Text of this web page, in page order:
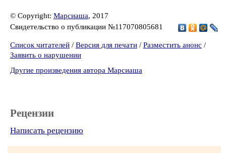
© Copyright: Марсиаша, 2017
Свидетельство о публикации №117070805681
Список читателей / Версия для печати / Разместить анонс /
Заявить о нарушении
Другие произведения автора Марсиаша
Рецензии
Написать рецензию